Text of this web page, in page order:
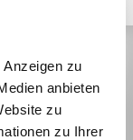
zu
anbieten
zu
zu Ihrer